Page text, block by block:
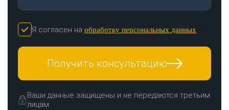
Я согласен на обработку персональных данных
Получить консультацию
Ваши данные защищены и не передаются третьим
лицам